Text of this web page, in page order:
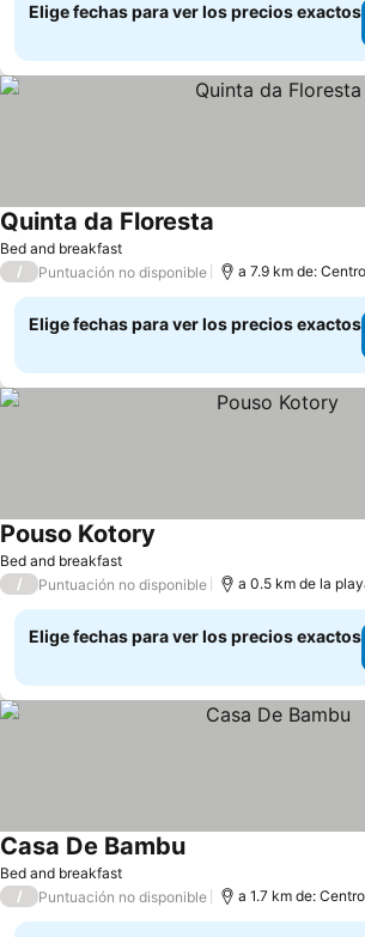
Elige fechas para ver los precios exactos
Bed and breakfast
Quinta da Floresta
/ Puntuación no disponible a 7.9 km de:
Elige fechas para ver los precios exactos
Bed and breakfast
Pouso Kotory
/ Puntuación no disponible a 0.5 km de la
Elige fechas para ver los precios exactos
Bed and breakfast
Casa De Bambu
/ Puntuación no disponible a 1.7 km de: